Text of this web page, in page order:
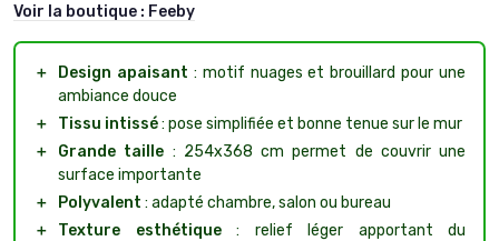
Voir la boutique : Feeby
＋ Design apaisant : motif nuages et brouillard pour une
ambiance douce
＋
Tissu intissé: pose simplifiée et bonne tenue sur le mur
＋
Grande taille : 254x368 cm permet de couvrir une
surface importante
＋
Polyvalent : adapté chambre, salon ou bureau
＋
Texture esthétique: relief léger apportant du